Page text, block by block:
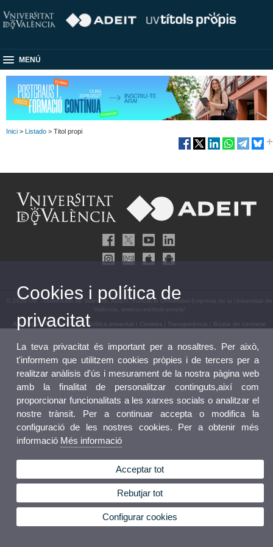
MENÚ
Inici > Listado > Titol propi
© 2026 UV. - Universitat de València. ADEIT, Fundació Universitat-Empresa de la Universitat de
València. www.uv.es/titols-propis/
Avís legal|Accessibilitat| Política privacitat Cookies Transparència Bústia de contacte
Cookies i política de
privacitat
La teva privacitat és important per a nosaltres. Per això,
t'informem que utilitzem cookies pròpies i de tercers per a
realitzar anàlisis d'ús i mesurament de la nostra pàgina web
amb la finalitat de personalitzar continguts,així com
proporcionar funcionalitats a les xarxes socials o analitzar el
nostre trànsit. Per a continuar accepta o modifica la
configuració de les nostres cookies. Per a obtenir més
informació Més informació
Acceptar tot
Rebutjar tot
Configurar cookies